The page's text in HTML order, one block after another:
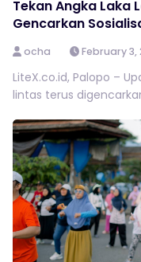
Tekan Angka Laka
Gencarkan
ocha February 3,
LiteX.co.id, Palopo –
lintas terus